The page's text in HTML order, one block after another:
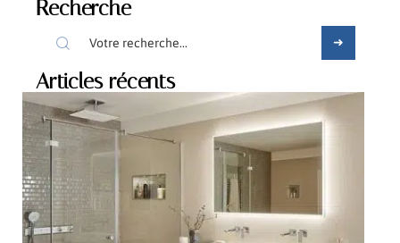
Recherche
Articles récents